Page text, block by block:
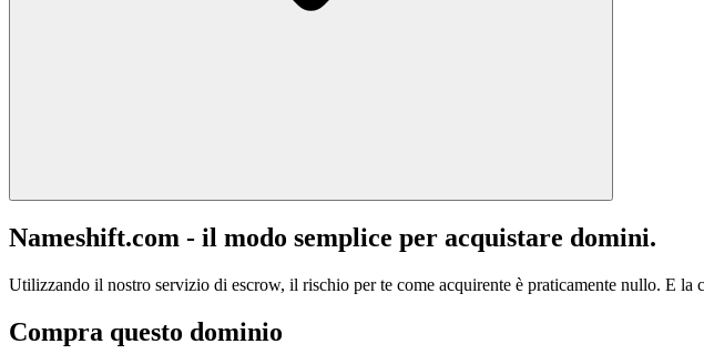
Nameshift.com - il modo semplice per acquistare domini.
Utilizzando il nostro servizio di escrow, il rischio per te come acquirente è praticamente nullo. E
Compra questo dominio